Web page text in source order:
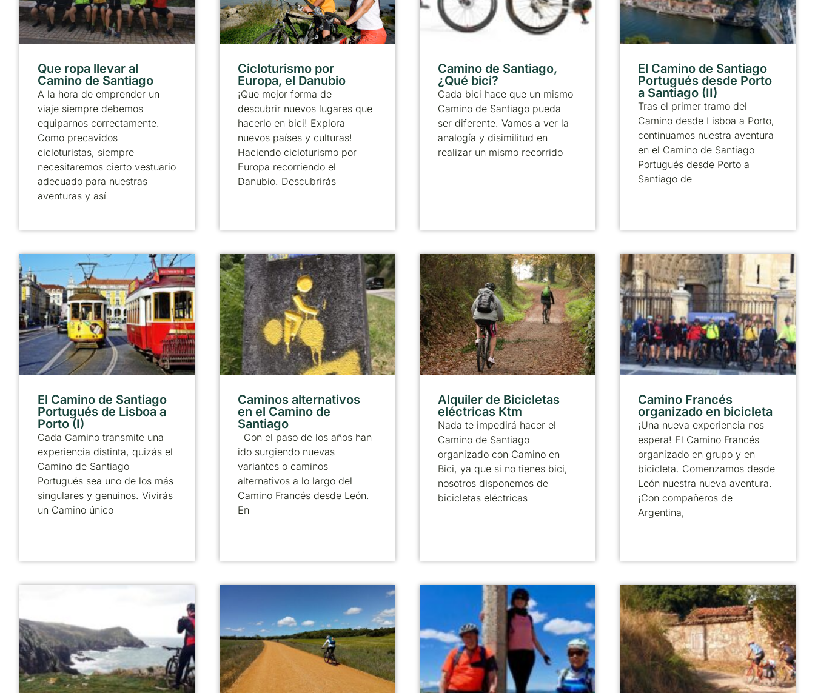
Que ropa llevar al
Camino de Santiago
A la hora de emprender un
viaje siempre debemos
equiparnos correctamente.
Como precavidos
cicloturistas, siempre
necesitaremos cierto vestuario
adecuado para nuestras
aventuras y así
Cicloturismo por
Europa, el Danubio
¡Que mejor forma de
descubrir nuevos lugares que
hacerlo en bici! Explora
nuevos países y culturas!
Haciendo cicloturismo por
Europa recorriendo el
Danubio. Descubrirás
Camino de Santiago,
¿Qué bici?
Cada bici hace que un mismo
Camino de Santiago pueda
ser diferente. Vamos a ver la
analogía y disimilitud en
realizar un mismo recorrido
El Camino de Santiago
Portugués desde Porto
a Santiago (II)
Tras el primer tramo del
Camino desde Lisboa a Porto,
continuamos nuestra aventura
en el Camino de Santiago
Portugués desde Porto a
Santiago de
El Camino de Santiago
Portugués de Lisboa a
Porto (I)
Cada Camino transmite una
experiencia distinta, quizás el
Camino de Santiago
Portugués sea uno de los más
singulares y genuinos. Vivirás
un Camino único
Caminos alternativos
en el Camino de
Santiago
Con el paso de los años han
ido surgiendo nuevas
variantes o caminos
alternativos a lo largo del
Camino Francés desde León.
En
Alquiler de Bicicletas
eléctricas Ktm
Nada te impedirá hacer el
Camino de Santiago
organizado con Camino en
Bici, ya que si no tienes bici,
nosotros disponemos de
bicicletas eléctricas
Camino Francés
organizado en bicicleta
¡Una nueva experiencia nos
espera! El Camino Francés
organizado en grupo y en
bicicleta. Comenzamos desde
León nuestra nueva aventura.
¡Con compañeros de
Argentina,